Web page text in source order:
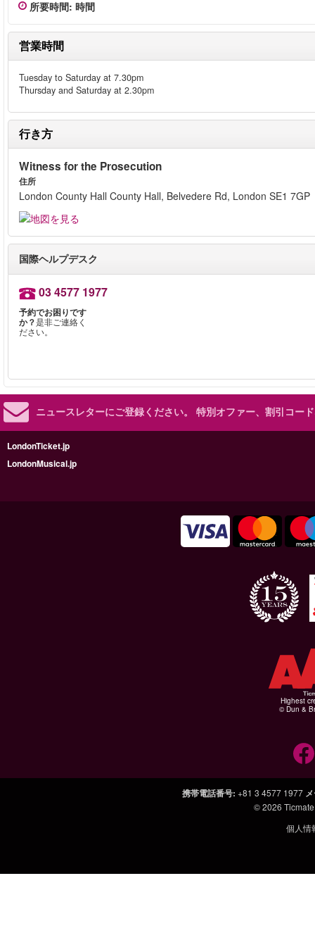
所要時間: 時間
営業時間
Tuesday to Saturday at 7.30pm
Thursday and Saturday at 2.30pm
行き方
Witness for the Prosecution
住所
London County Hall County Hall, Belvedere Rd, London SE1 7GP
国際ヘルプデスク
03 4577 1977
予約でお困りです
か？是非ご連絡く
ださい。
ニュースレターにご登録ください。 特別オファー、割引コー
LondonTicket.jp
LondonMusical.jp
Highest
© Dun &
携帯電話番号: +81 3 4577 1977
© 2026
個人情